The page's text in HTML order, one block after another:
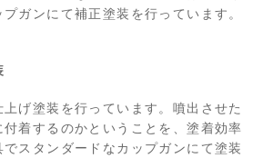
ガンにて補正塗装を行っています。
げ塗装を行っています。噴出させた
着するのかということを、塗着効率
スタンダードなカップガンにて塗装